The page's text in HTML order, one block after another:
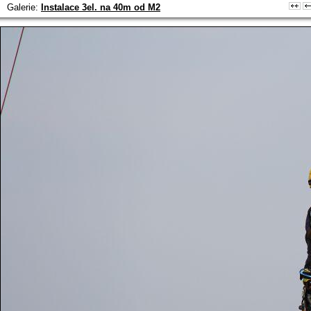
Galerie: Instalace 3el. na 40m od M2